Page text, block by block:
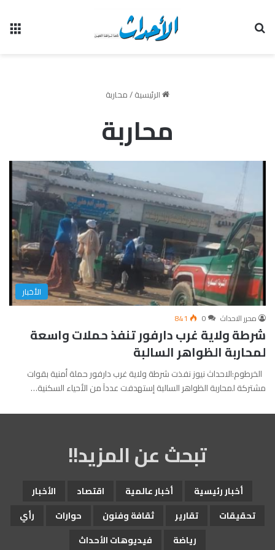
الرئيسية/محاربة
محاربة
الأخبار
محرر الاحداث 0
841
شرطة ولاية غرب دارفور تنفذ حملات واسعة
لمحاربة الظواهر السالبة
الخرطوم:الاحداث نيوز نفذت شرطة ولاية غرب دارفور حملة أمنية بقوات
مشتركة لمحاربة الظواهر السالبة إستهدفت عددآ من الأحياء السكنية…
تبحث عن المزيد!!
أخبار رئيسية أخبار عالمية اقتصاد
الأخبار
تحقيقات
تقارير ثقافة وفنون حوارات
رأي
رياضة
فيديوهات الأحداث